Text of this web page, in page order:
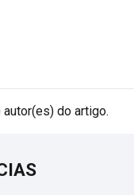
do artigo.